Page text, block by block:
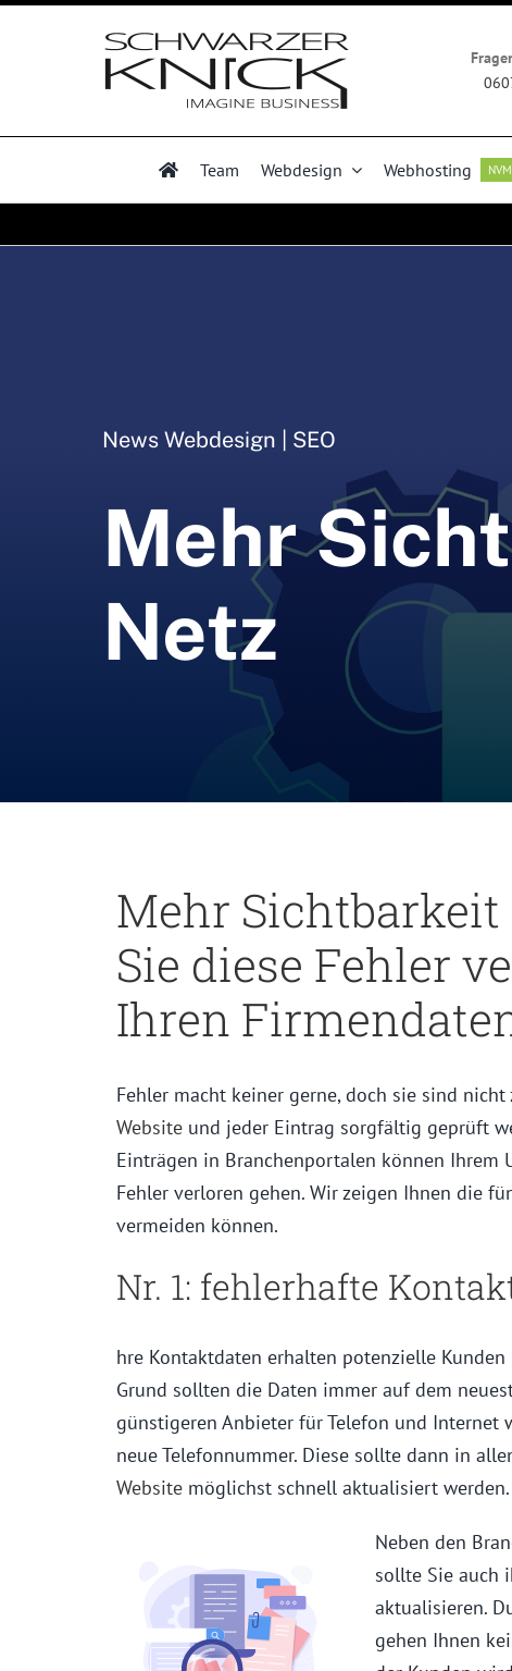
Team Webdesign Webhosting
News Webdesign | SEO
Mehr
Netz
Mehr
Sie diese Fehler
Ihren
Fehler macht keiner gerne, doch sie sind
Website und jeder Eintrag sorgfältig geprüft
Einträgen in Branchenportalen können Ihrem
Fehler verloren gehen. Wir zeigen Ihnen die
vermeiden können.
Nr. 1: fehlerhafte
hre Kontaktdaten erhalten potenzielle
Grund sollten die Daten immer auf dem
günstigeren Anbieter für Telefon und Internet
neue Telefonnummer. Diese sollte dann in
Website möglichst schnell aktualisiert werden.
Neben den
sollte Sie auch
aktualisieren.
gehen Ihnen